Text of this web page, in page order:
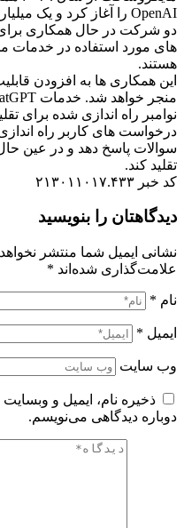
OpenAI را آغاز کرد و یک
دو شرکت در حال همکاری
های مورد استفاده در خدمات
هستند.
این همکاری ها به افزودن
منجر خواهد شد. خدمات
نوامبر راه اندازی شده برای
درخواست های کاربر راه
سوالات پاسخ دهد و در عین
تقلید کند.
کد خبر ۲۱۳۰۱۱۰۱۷.۴۳۳
دیدگاهتان را بنویسید
نشانی ایمیل شما منتشر
علامت‌گذاری شده‌اند *
نام *
ایمیل *
وب‌ سایت
ذخیره نام، ایمیل و
دوباره دیدگاهی می‌نویسم.